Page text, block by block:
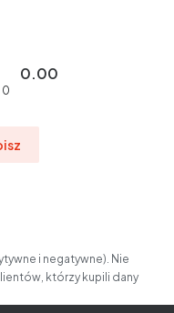
0.00
0
i negatywne). Nie
którzy kupili dany